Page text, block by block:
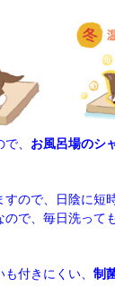
、 お風呂場のシ
すので、日陰に短
で、毎日洗って
も付きにくい、制